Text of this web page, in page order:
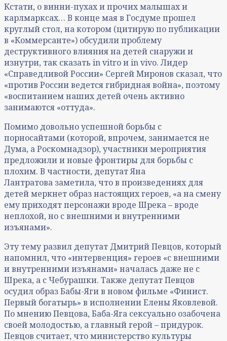
Кстати, о винни-пухах и прочих малышах и
карлмарксах… В конце мая в Госдуме прошел
круглый стол, на котором (цитирую по публикации
в «Коммерсанте») обсудили проблему
деструктивного влияния на детей снаружи и
изнутри, так сказать in vitro и in vivo. Лидер
«Справедливой России» Сергей Миронов сказал, что
«против России ведется гибридная война», поэтому
«воспитанием наших детей очень активно
занимаются «оттуда».
Помимо довольно успешной борьбы с
порносайтами (которой, впрочем, занимается не
Дума, а Роскомнадзор), участники мероприятия
предложили и новые фронтиры для борьбы с
плохим. В частности, депутат Яна
Лантратова заметила, что в произведениях для
детей меркнет образ настоящих героев, «а на смену
ему приходят персонажи вроде Шрека – вроде
неплохой, но с внешними и внутренними
изъянами».
Эту тему развил депутат Дмитрий Певцов, который
напомнил, что «интервенция» героев «с внешними
и внутренними изъянами» началась даже не с
Шрека, а с Чебурашки. Также депутат Певцов
осудил образ Бабы-Яги в новом фильме «Финист.
Первый богатырь» в исполнении Елены Яковлевой.
По мнению Певцова, Баба-Яга сексуально озабочена
своей молодостью, а главный герой – придурок.
Певцов считает, что министерство культуры